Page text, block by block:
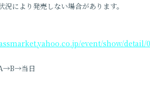
により発売しない場合があります。
event/show/detail/
当日